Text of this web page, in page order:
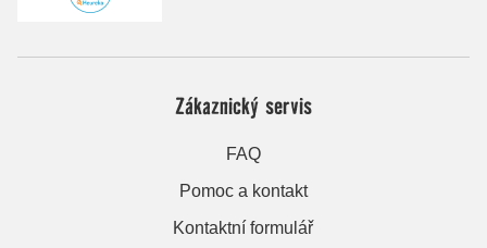
Zákaznický servis
FAQ
Pomoc a kontakt
Kontaktní formulář